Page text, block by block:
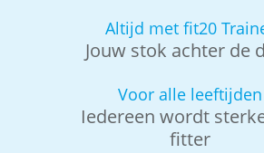
Altijd met fit20
Jouw stok achter de
Voor alle leeftijden
Iedereen wordt
fitter